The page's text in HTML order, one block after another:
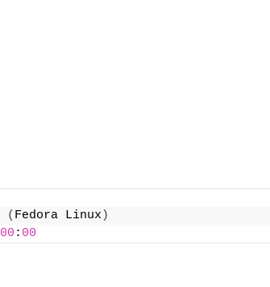
( Fedora Linux )
00 : 00